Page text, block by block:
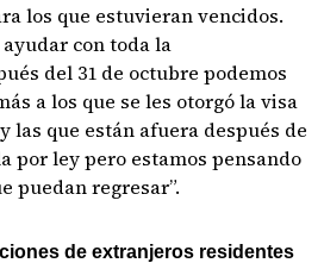
los que estuvieran vencidos.
con toda la
del 31 de octubre podemos
a los que se les otorgó la visa
las que están afuera después de
por ley pero estamos pensando
puedan regresar”.
de extranjeros residentes